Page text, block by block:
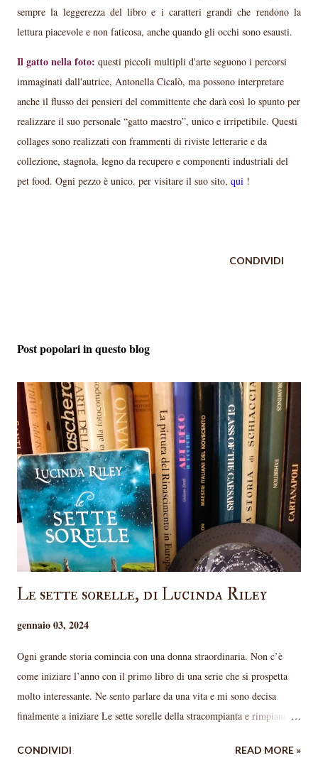
sempre la leggerezza del libro e i caratteri grandi che rendono la
lettura piacevole e non faticosa, anche quando gli occhi sono esausti.
Il gatto nella foto: questi piccoli multipli d'arte seguono i percorsi
immaginati dall'autrice, Antonella Cicalò, ma possono interpretare
anche il flusso dei pensieri del committente che darà così lo spunto per
realizzare il suo personale “gatto maestro”, unico e irripetibile. Questi
collages sono realizzati con frammenti di riviste letterarie e da
collezione, stagnola, legno da recupero e componenti industriali del
pet food. Ogni pezzo è unico. per visitare il suo sito, qui !
CONDIVIDI
Post popolari in questo blog
Le sette sorelle, di Lucinda Riley
gennaio 03, 2024
Ogni grande storia comincia con una donna straordinaria. Non c’è
come iniziare l’anno con il primo libro di una serie che si prospetta
molto interessante. Ne sento parlare da una vita e mi sono decisa
finalmente a iniziare Le sette sorelle della stracompianta e rimpianta
fatto apprezzare ancora di più questo primo romanzo; non nascondo
CONDIVIDI READ MORE »